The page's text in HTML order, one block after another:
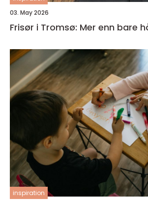
03. May 2026
Frisør i Tromsø: Mer enn bare
inspiration